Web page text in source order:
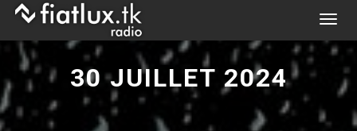
Skip
content
T
o
g
30 JUILLET 2024